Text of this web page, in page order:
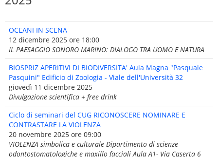
OCEANI IN SCENA
12 dicembre 2025 ore 18:00
IL PAESAGGIO SONORO MARINO: DIALOGO TRA UOMO E NATURA
BIOSPRIZ APERITIVI DI BIODIVERSITA' Aula Magna "Pasquale
Pasquini" Edificio di Zoologia - Viale dell'Università 32
giovedì 11 dicembre 2025
Divulgazione scientifica + free drink
Ciclo di seminari del CUG RICONOSCERE NOMINARE E
CONTRASTARE LA VIOLENZA
20 novembre 2025 ore 09:00
VIOLENZA simbolica e culturale Dipartimento di scienze
odontostomatologiche e maxillo facciali Aula A1- Via Caserta 6